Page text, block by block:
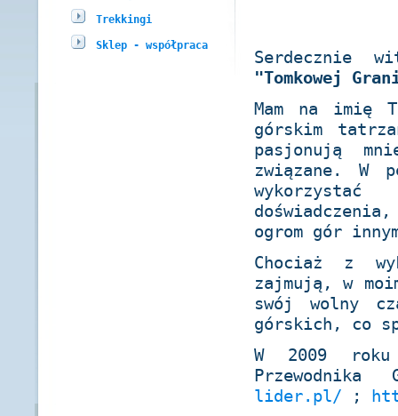
Trekkingi
Sklep - współpraca
Serdecznie
"Tomkowej
Mam na imię
górskim
pasjonują
związane. W
ogrom gór
Chociaż z
zajmują, w
swój wolny
górskich, co
W 2009 roku
Przewodnika
lider.pl/ ;